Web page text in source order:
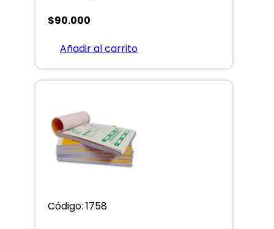
$90.000
Añadir al carrito
Código: 1758